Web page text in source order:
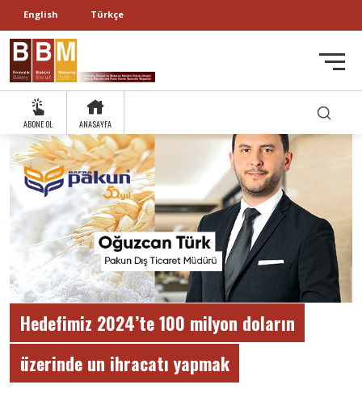
English Türkçe
ABONE OL ANASAYFA
Hedefimiz 2024’te 100 milyon doların
üzerinde un ihracatı yapmak